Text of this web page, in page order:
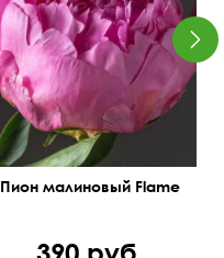
Высота 40 см
Пион малиновый Flame
390 руб.